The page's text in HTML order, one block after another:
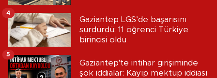
Gaziantep LGS’de başarısını
sürdürdü: 11 öğrenci Türkiye
birincisi oldu
4
Gaziantep'te intihar girişiminde
şok iddialar: Kayıp mektup iddiası
5